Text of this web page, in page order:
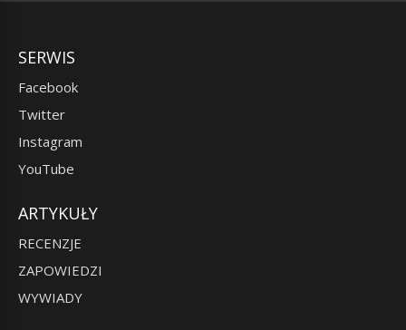
SERWIS
Facebook
Twitter
Instagram
YouTube
ARTYKUŁY
RECENZJE
ZAPOWIEDZI
WYWIADY